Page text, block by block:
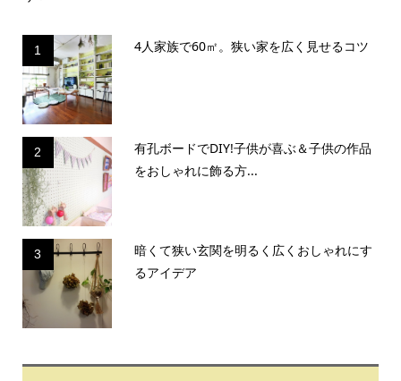
1 4人家族で60㎡。狭い家を広く見せるコツ
2
有孔ボードでDIY!子供が喜ぶ＆子供の作品
をおしゃれに飾る方...
3
暗くて狭い玄関を明るく広くおしゃれにす
るアイデア